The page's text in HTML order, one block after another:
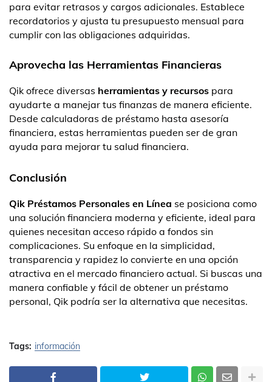
para evitar retrasos y cargos adicionales. Establece
recordatorios y ajusta tu presupuesto mensual para
cumplir con las obligaciones adquiridas.
Aprovecha las Herramientas Financieras
Qik ofrece diversas herramientas y recursos para
ayudarte a manejar tus finanzas de manera eficiente.
Desde calculadoras de préstamo hasta asesoría
financiera, estas herramientas pueden ser de gran
ayuda para mejorar tu salud financiera.
Conclusión
Qik Préstamos Personales en Línea se posiciona como
una solución financiera moderna y eficiente, ideal para
quienes necesitan acceso rápido a fondos sin
complicaciones. Su enfoque en la simplicidad,
transparencia y rapidez lo convierte en una opción
atractiva en el mercado financiero actual. Si buscas una
manera confiable y fácil de obtener un préstamo
personal, Qik podría ser la alternativa que necesitas.
Tags: información